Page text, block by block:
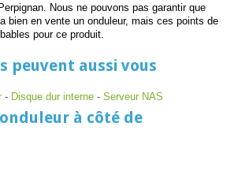
Nous ne pouvons pas garantir que
bien en vente un onduleur, mais ces points de
pour ce produit.
peuvent aussi vous
- Disque dur interne - Serveur NAS
à côté de